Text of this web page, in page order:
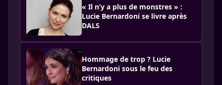
« Il n’y a plus de monstres » :
Lucie Bernardoni se livre après
DALS
Hommage de trop ? Lucie
Bernardoni sous le feu des
critiques